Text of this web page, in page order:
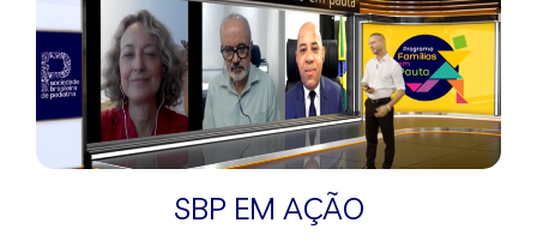
SBP EM AÇÃO